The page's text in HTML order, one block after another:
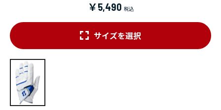
￥5,490
サイズを選択